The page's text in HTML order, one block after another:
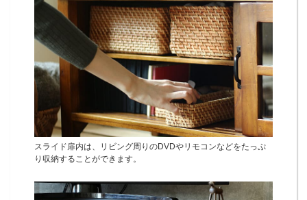
スライド扉内は、リビング周りのDVDやリモコンなどをたっぷ
り収納することができます。